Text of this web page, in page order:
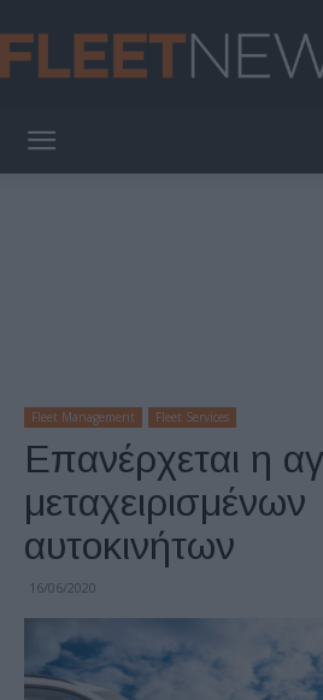
Fleet Management Fleet Services
Επανέρχεται η
μεταχειρισμένων
αυτοκινήτων
16/06/2020